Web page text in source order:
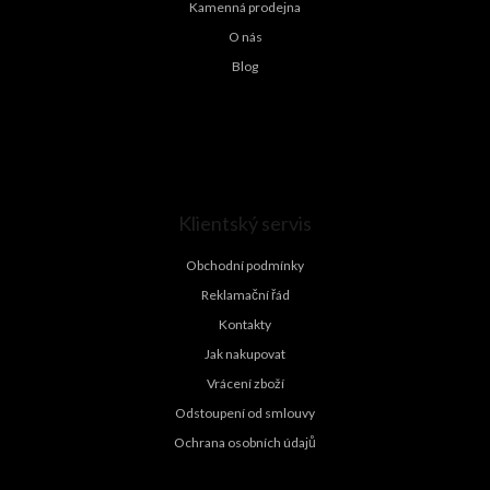
Kamenná prodejna
O nás
Blog
Klientský servis
Obchodní podmínky
Reklamační řád
Kontakty
Jak nakupovat
Vrácení zboží
Odstoupení od smlouvy
Ochrana osobních údajů